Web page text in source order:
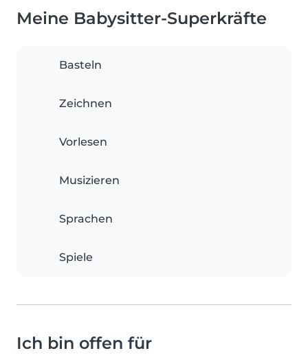
Meine Babysitter-Superkräfte
Basteln
Zeichnen
Vorlesen
Musizieren
Sprachen
Spiele
Ich bin offen für